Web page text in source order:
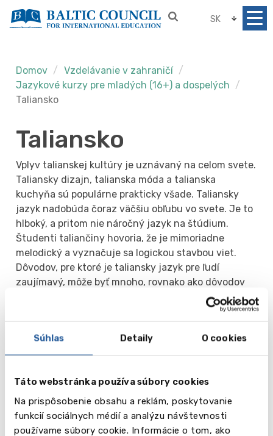
Súhlas Detaily O cookies
Táto webstránka používa súbory cookies
Na prispôsobenie obsahu a reklám, poskytovanie
funkcií sociálnych médií a analýzu návštevnosti
používame súbory cookie. Informácie o tom, ako
SK
Domov
Vzdelávanie v zahraničí
Jazykové kurzy pre mladých (16+) a dospelých
Taliansko
Taliansko
Vplyv talianskej kultúry je uznávaný na celom svete.
Taliansky dizajn, talianska móda a talianska
kuchyňa sú populárne prakticky všade. Taliansky
jazyk nadobúda čoraz väčšiu obľubu vo svete. Je to
hlboký, a pritom nie náročný jazyk na štúdium.
Študenti taliančiny hovoria, že je mimoriadne
melodický a vyznačuje sa logickou stavbou viet.
Dôvodov, pre ktoré je taliansky jazyk pre ľudí
zaujímavý, môže byť mnoho, rovnako ako dôvodov
od 230 EUR
Čítaj viac